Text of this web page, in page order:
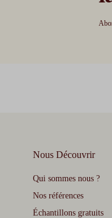
Nous Découvrir
Qui sommes nous ?
Nos références
Échantillons gratuits